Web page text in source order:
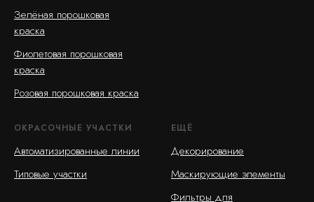
Зелёная порошковая
краска
Фиолетовая порошковая
краска
Розовая порошковая краска
ОКРАСОЧНЫЕ УЧАСТКИ
Автоматизированные линии
Типовые участки
ЕЩЁ
Декорирование
Маскирующие элементы
Фильтры для